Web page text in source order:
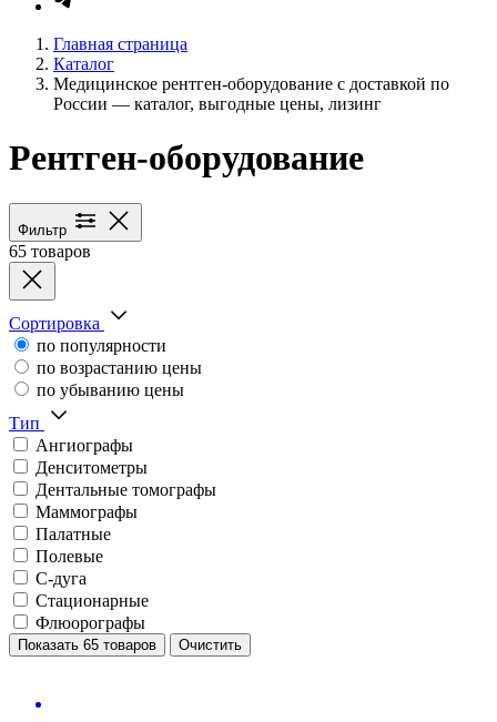
Главная страница
Каталог
Медицинское рентген-оборудование с доставкой по
России — каталог, выгодные цены, лизинг
Рентген-оборудование
Каталог медицинского
Фильтр
65 товаров
Сортировка
по популярности
по возрастанию цены
по убыванию цены
Тип
Ангиографы
Денситометры
Дентальные томографы
Маммографы
Палатные
Полевые
С-дуга
Стационарные
Флюорографы
Показать 65 товаров Очистить